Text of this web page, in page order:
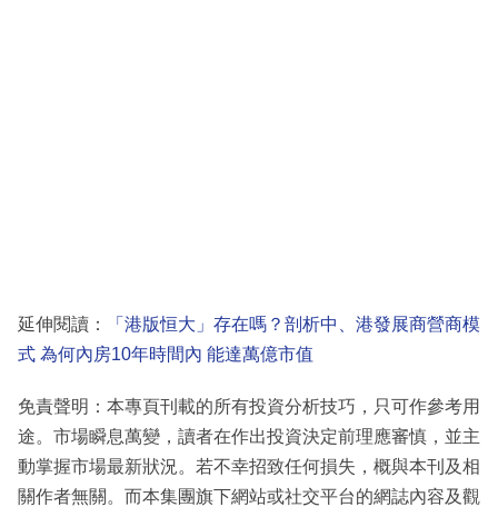
延伸閱讀：
「港版恒大」存在嗎？剖析中、港發展商營商模
式 為何內房10年時間內 能達萬億市值
免責聲明：本專頁刊載的所有投資分析技巧，只可作參考用
途。市場瞬息萬變，讀者在作出投資決定前理應審慎，並主
動掌握市場最新狀況。若不幸招致任何損失，概與本刊及相
關作者無關。而本集團旗下網站或社交平台的網誌內容及觀